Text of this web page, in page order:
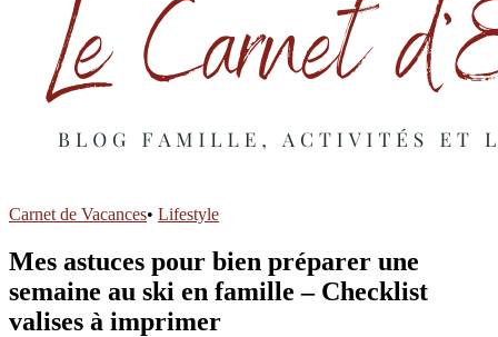
Carnet de Vacances• Lifestyle
Mes astuces pour bien préparer une
semaine au ski en famille – Checklist
valises à imprimer